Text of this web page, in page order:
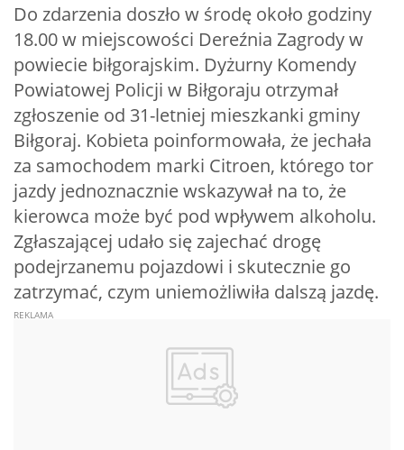
Do zdarzenia doszło w środę około godziny
18.00 w miejscowości Dereźnia Zagrody w
powiecie biłgorajskim. Dyżurny Komendy
Powiatowej Policji w Biłgoraju otrzymał
zgłoszenie od 31-letniej mieszkanki gminy
Biłgoraj. Kobieta poinformowała, że jechała
za samochodem marki Citroen, którego tor
jazdy jednoznacznie wskazywał na to, że
kierowca może być pod wpływem alkoholu.
Zgłaszającej udało się zajechać drogę
podejrzanemu pojazdowi i skutecznie go
zatrzymać, czym uniemożliwiła dalszą jazdę.